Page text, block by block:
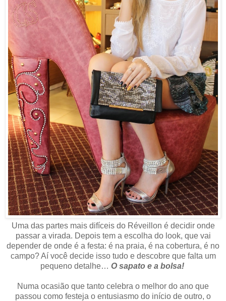
Uma das partes mais difíceis do Réveillon é decidir onde
passar a virada. Depois tem a escolha do look, que vai
depender de onde é a festa: é na praia, é na cobertura, é no
campo? Aí você decide isso tudo e descobre que falta um
pequeno detalhe… O sapato e a bolsa!
Numa ocasião que tanto celebra o melhor do ano que
passou como festeja o entusiasmo do início de outro, o